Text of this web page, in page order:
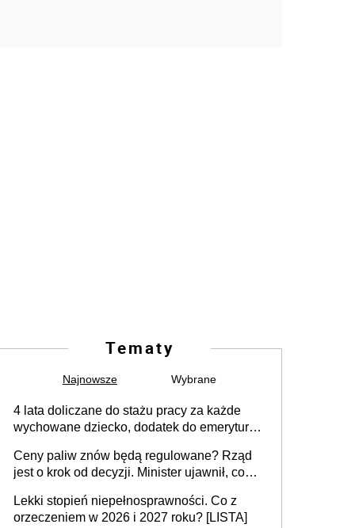
Tematy
Najnowsze Wybrane
4 lata doliczane do stażu pracy za każde
wychowane dziecko, dodatek do emerytury
dla rodziców trójki dzieci. Znamy stanowisko
sejmowej komisji
Ceny paliw znów będą regulowane? Rząd
jest o krok od decyzji. Minister ujawnił, co
Lekki stopień niepełnosprawności. Co z
orzeczeniem w 2026 i 2027 roku? [LISTA]